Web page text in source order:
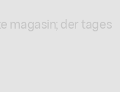
magasin; der tages